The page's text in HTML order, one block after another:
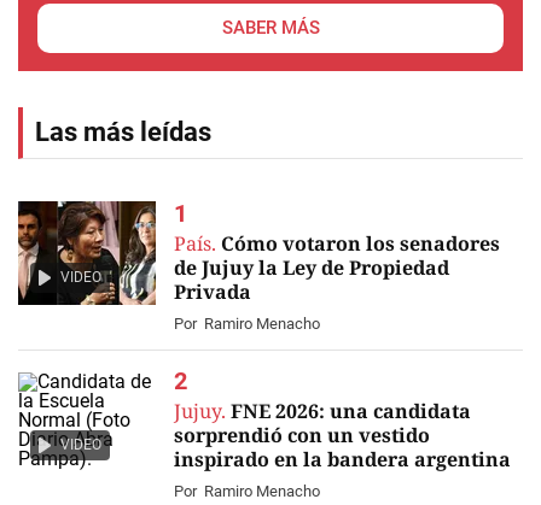
SABER MÁS
Las más leídas
VIDEO
País. Cómo votaron los senadores
de Jujuy la Ley de Propiedad
Privada
Por Ramiro Menacho
VIDEO
Jujuy. FNE 2026: una candidata
sorprendió con un vestido
inspirado en la bandera argentina
Por Ramiro Menacho